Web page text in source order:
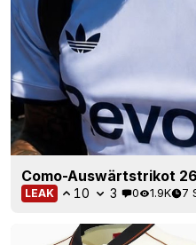
Como-Auswärtstrikot
LEAK 10 3 0 1.9K 7